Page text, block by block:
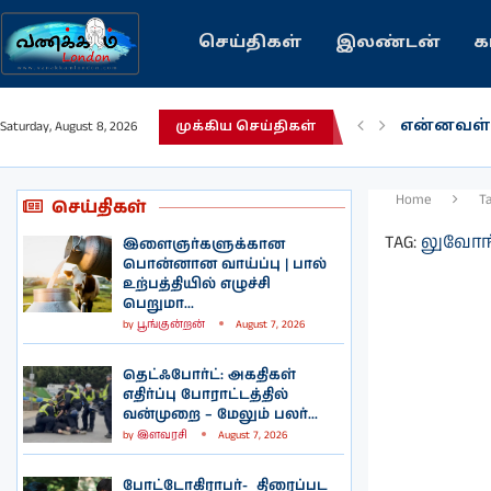
செய்திகள் இலண்டன்
Saturday, August 8, 2026 முக்கிய செய்திகள்
என்னவள்!
செய்திகள்
இளைஞர்களுக்கான
பொன்னான வாய்ப்பு | பால்
உற்பத்தியில் எழுச்சி
பெறுமா...
by பூங்குன்றன் August 7, 2026
தெட்ஃபோர்ட்: அகதிகள்
எதிர்ப்பு போராட்டத்தில்
வன்முறை – மேலும் பலர்...
by இளவரசி August 7, 2026
போட்டோகிராபர்- ‌ திரைப்பட
Home
TAG: